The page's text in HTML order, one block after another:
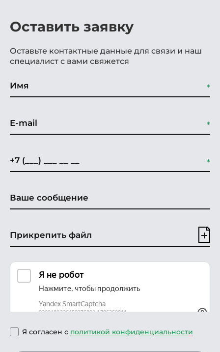
Оставить заявку
Оставьте контактные данные для связи и наш
специалист с вами свяжется
Прикрепить файл
Я согласен с политикой конфиденциальности